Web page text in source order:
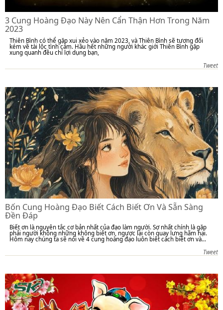
3 Cung Hoàng Đạo Này Nên Cẩn Thận Hơn Trong Năm
2023
Thiên Bình có thể gặp xui xẻo vào năm 2023, và Thiên Bình sẽ tương đối
kém về tài lộc tình cảm. Hầu hết những người khác giới Thiên Bình gặp
xung quanh đều chỉ lợi dụng bạn,
Tweet
Bốn Cung Hoàng Đạo Biết Cách Biết Ơn Và Sẵn Sàng
Đền Đáp
Biết ơn là nguyên tắc cơ bản nhất của đạo làm người. Sợ nhất chính là gặp
phải người không những không biết ơn, ngược lại còn quay lưng hãm hại.
Hôm nay chúng ta sẽ nói về 4 cung hoàng đạo luôn biết cách biết ơn và...
Tweet